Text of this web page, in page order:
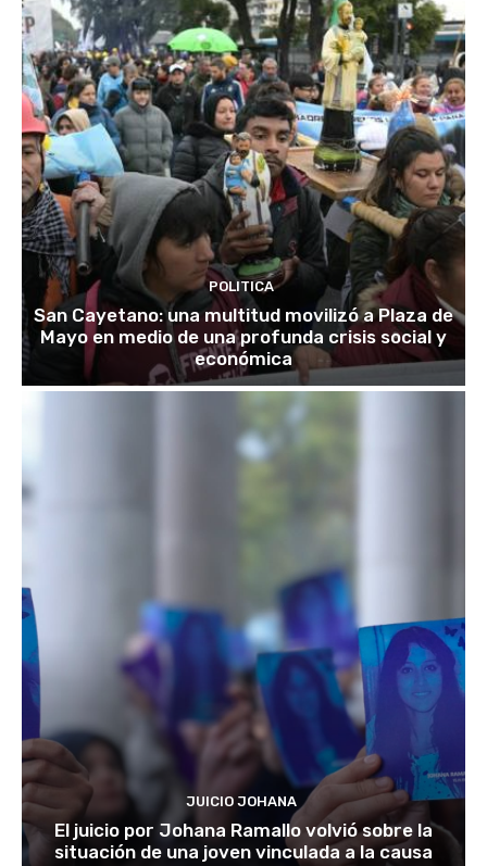
POLITICA
San Cayetano: una multitud movilizó a Plaza de
Mayo en medio de una profunda crisis social y
económica
JUICIO JOHANA
El juicio por Johana Ramallo volvió sobre la
situación de una joven vinculada a la causa